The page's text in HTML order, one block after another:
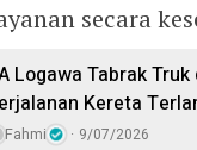
secara
Logawa Tabrak
Kereta
Fahmi 9/07/2026